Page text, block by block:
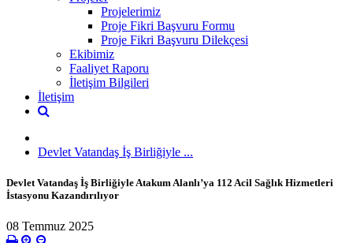
Projelerimiz
Proje Fikri Başvuru Formu
Proje Fikri Başvuru Dilekçesi
Ekibimiz
Faaliyet Raporu
İletişim Bilgileri
İletişim
Devlet Vatandaş İş Birliğiyle ...
Devlet Vatandaş İş Birliğiyle Atakum Alanlı’ya 112 Acil Sağlık Hizmetleri
İstasyonu Kazandırılıyor
08 Temmuz 2025